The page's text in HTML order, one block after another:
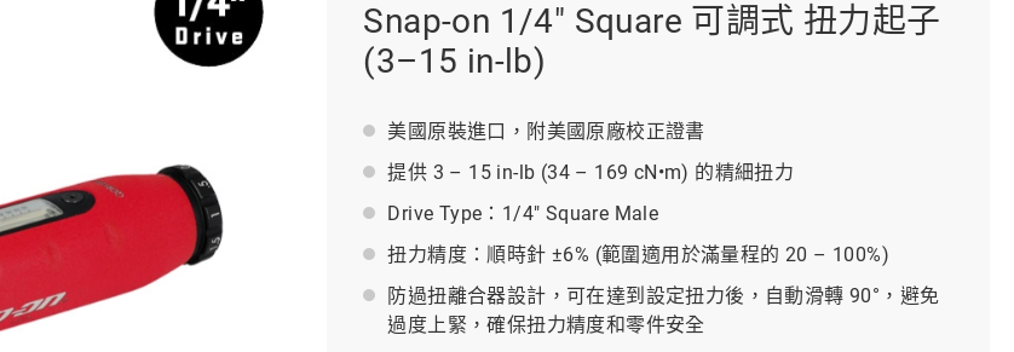
工業半導體 美國JohnBean設備
BAHCO 瑞典魚牌
Snap-on 1/4" Square 可調式 扭力起子
(3–15 in-lb)
美國原裝進口，附美國原廠校正證書
提供 3 – 15 in-lb (34 – 169 cN•m) 的精細扭力
Drive Type：1/4" Square Male
扭力精度：順時針 ±6% (範圍適用於滿量程的 20 – 100%)
防過扭離合器設計，可在達到設定扭力後，自動滑轉 90°，避免
過度上緊，確保扭力精度和零件安全